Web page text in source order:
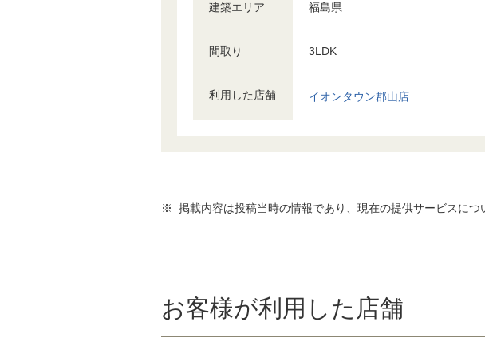
建築エリア 福島県
間取り 3LDK
利用した店舗 イオンタウン郡山店
※ 掲載内容は投稿当時の情報であり、現在の提供サービスにつ
お客様が利用した店舗